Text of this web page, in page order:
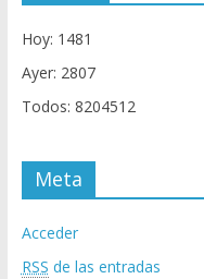
Hoy: 1481
Ayer: 2807
Todos: 8204512
Meta
Acceder
RSS de las entradas